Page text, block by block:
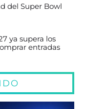
del Super Bowl
ya supera los
entradas